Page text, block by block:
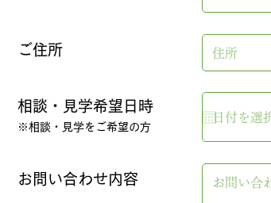
ご住所
相談・見学希望日時
※相談・見学をご希望の方
​お問い合わせ内容